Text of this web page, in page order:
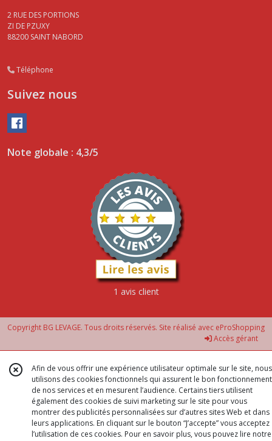
2 RUE DES PORTIONS
ZI DE PZUXY
88200 SAINT NABORD
Téléphone
Suivez nous
Note globale : 4,3/5
1 avis client
Copyright BG LEVAGE. Tous droits réservés. Site réalisé avec eProShopping
Accès gérant
Afin de vous offrir une expérience utilisateur optimale sur le site, nous
utilisons des cookies fonctionnels qui assurent le bon fonctionnement
de nos services et en mesurent l’audience. Certains tiers utilisent
également des cookies de suivi marketing sur le site pour vous
montrer des publicités personnalisées sur d’autres sites Web et dans
leurs applications. En cliquant sur le bouton “J’accepte” vous acceptez
l’utilisation de ces cookies. Pour en savoir plus, vous pouvez lire notre